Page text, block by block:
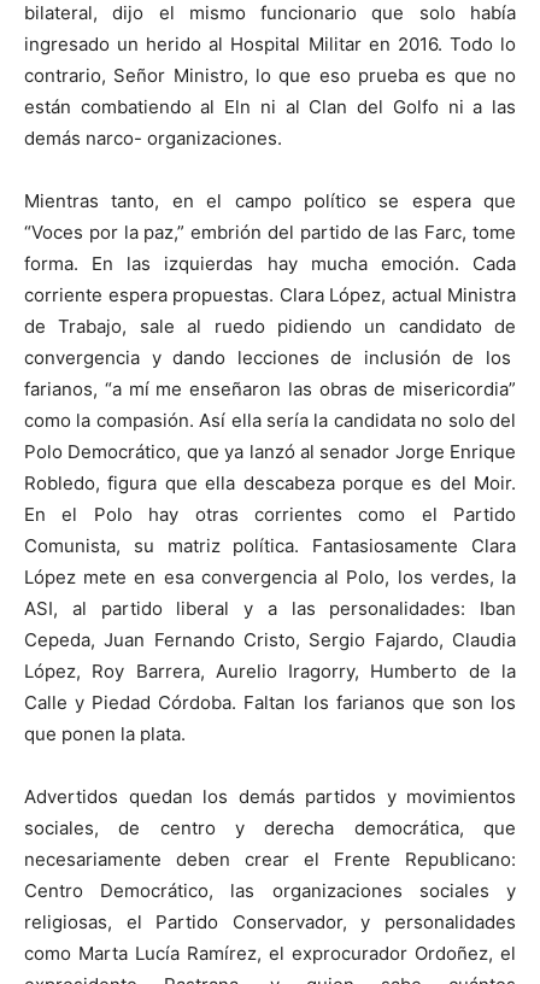
bilateral, dijo el mismo funcionario que solo había
ingresado un herido al Hospital Militar en 2016. Todo lo
contrario, Señor Ministro, lo que eso prueba es que no
están combatiendo al Eln ni al Clan del Golfo ni a las
demás narco- organizaciones.
Mientras tanto, en el campo político se espera que
“Voces por la paz,” embrión del partido de las Farc, tome
forma. En las izquierdas hay mucha emoción. Cada
corriente espera propuestas. Clara López, actual Ministra
de Trabajo, sale al ruedo pidiendo un candidato de
convergencia y dando lecciones de inclusión de los
farianos, “a mí me enseñaron las obras de misericordia”
como la compasión. Así ella sería la candidata no solo del
Polo Democrático, que ya lanzó al senador Jorge Enrique
Robledo, figura que ella descabeza porque es del Moir.
En el Polo hay otras corrientes como el Partido
Comunista, su matriz política. Fantasiosamente Clara
López mete en esa convergencia al Polo, los verdes, la
ASI, al partido liberal y a las personalidades: Iban
Cepeda, Juan Fernando Cristo, Sergio Fajardo, Claudia
López, Roy Barrera, Aurelio Iragorry, Humberto de la
Calle y Piedad Córdoba. Faltan los farianos que son los
que ponen la plata.
Advertidos quedan los demás partidos y movimientos
sociales, de centro y derecha democrática, que
necesariamente deben crear el Frente Republicano:
Centro Democrático, las organizaciones sociales y
religiosas, el Partido Conservador, y personalidades
como Marta Lucía Ramírez, el exprocurador Ordoñez, el